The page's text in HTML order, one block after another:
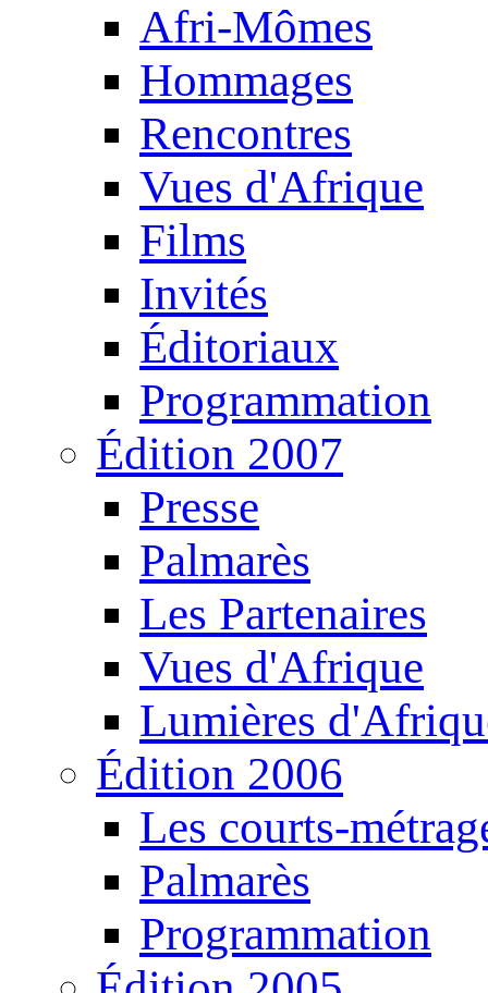
Afri-Mômes
Hommages
Rencontres
Vues d'Afrique
Films
Invités
Éditoriaux
Programmation
Édition 2007
Presse
Palmarès
Les Partenaires
Vues d'Afrique
Lumières
Édition 2006
Les courts-
Palmarès
Programmation